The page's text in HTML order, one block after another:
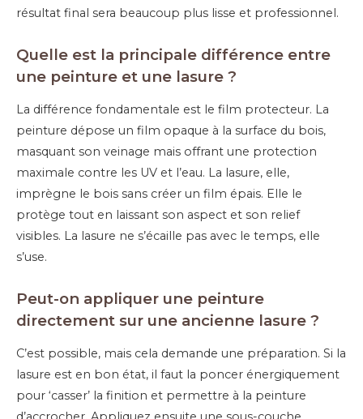
résultat final sera beaucoup plus lisse et professionnel.
Quelle est la principale différence entre
une peinture et une lasure ?
La différence fondamentale est le film protecteur. La
peinture dépose un film opaque à la surface du bois,
masquant son veinage mais offrant une protection
maximale contre les UV et l’eau. La lasure, elle,
imprègne le bois sans créer un film épais. Elle le
protège tout en laissant son aspect et son relief
visibles. La lasure ne s’écaille pas avec le temps, elle
s’use.
Peut-on appliquer une peinture
directement sur une ancienne lasure ?
C’est possible, mais cela demande une préparation. Si la
lasure est en bon état, il faut la poncer énergiquement
pour ‘casser’ la finition et permettre à la peinture